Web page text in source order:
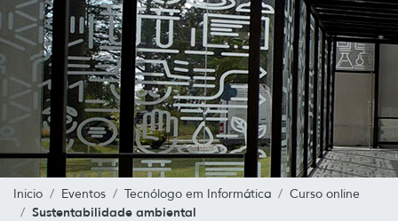
Inicio Eventos Tecnólogo em Informática Curso online
Sustentabilidade ambiental